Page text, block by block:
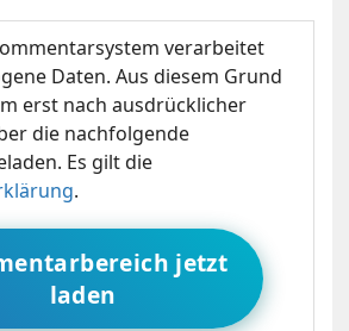
verarbeitet
Daten. Aus diesem Grund
erst nach ausdrücklicher
die nachfolgende
Es gilt die
.
jetzt
laden